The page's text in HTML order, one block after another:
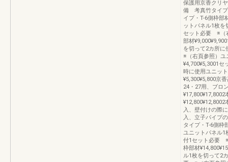
保護用京香クリ
備 考真竹タイプ
イプ・T-6側枠部
ットパネル1枚
セット必要 ※（
部材
を切って2カ所
※（右頁参照）ユ
¥4,700¥5,3001セ
時に使用ユニッ
¥5,300¥5,800京
24・27用、ブロ
¥12,800¥12,8002
入、壁付けの際
入、立子パイプ
タイプ・T-6側枠
ユニットパネル1
付1セット必要 ※
枠部材
ル1枚を切って2